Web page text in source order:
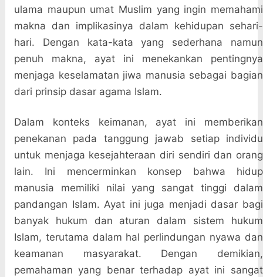
ulama maupun umat Muslim yang ingin memahami
makna dan implikasinya dalam kehidupan sehari-
hari. Dengan kata-kata yang sederhana namun
penuh makna, ayat ini menekankan pentingnya
menjaga keselamatan jiwa manusia sebagai bagian
dari prinsip dasar agama Islam.
Dalam konteks keimanan, ayat ini memberikan
penekanan pada tanggung jawab setiap individu
untuk menjaga kesejahteraan diri sendiri dan orang
lain. Ini mencerminkan konsep bahwa hidup
manusia memiliki nilai yang sangat tinggi dalam
pandangan Islam. Ayat ini juga menjadi dasar bagi
banyak hukum dan aturan dalam sistem hukum
Islam, terutama dalam hal perlindungan nyawa dan
keamanan masyarakat. Dengan demikian,
pemahaman yang benar terhadap ayat ini sangat